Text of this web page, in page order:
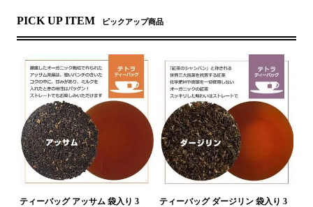
PICK UP ITEM ピックアップ商品
ティーバッグ アッサム 袋入り 3
ティーバッグ ダージリン 袋入り 3